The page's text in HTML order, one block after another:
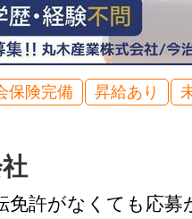
保険完備 昇給あり
免許がなくても応